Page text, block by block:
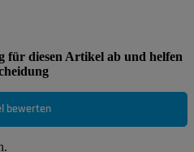
für diesen Artikel ab und helfen
bewerten